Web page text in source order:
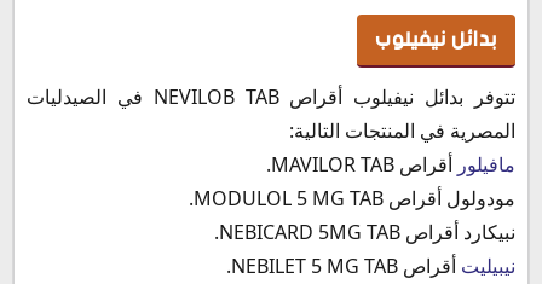
بدائل نيفيلوب
تتوفر بدائل نيفيلوب أقراص NEVILOB TAB في الصيدليات
المصرية في المنتجات التالية:
مافيلور أقراص MAVILOR TAB.
مودولول أقراص MODULOL 5 MG TAB.
نبيكارد أقراص NEBICARD 5MG TAB.
نيبيليت أقراص NEBILET 5 MG TAB.